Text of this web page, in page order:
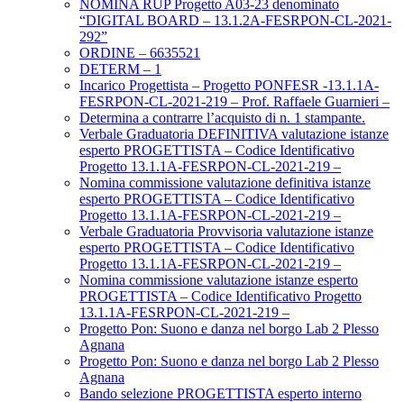
NOMINA RUP Progetto A03-23 denominato
“DIGITAL BOARD – 13.1.2A-FESRPON-CL-2021-
292”
ORDINE – 6635521
DETERM – 1
Incarico Progettista – Progetto PONFESR -13.1.1A-
FESRPON-CL-2021-219 – Prof. Raffaele Guarnieri –
Determina a contrarre l’acquisto di n. 1 stampante.
Verbale Graduatoria DEFINITIVA valutazione istanze
esperto PROGETTISTA – Codice Identificativo
Progetto 13.1.1A-FESRPON-CL-2021-219 –
Nomina commissione valutazione definitiva istanze
esperto PROGETTISTA – Codice Identificativo
Progetto 13.1.1A-FESRPON-CL-2021-219 –
Verbale Graduatoria Provvisoria valutazione istanze
esperto PROGETTISTA – Codice Identificativo
Progetto 13.1.1A-FESRPON-CL-2021-219 –
Nomina commissione valutazione istanze esperto
PROGETTISTA – Codice Identificativo Progetto
13.1.1A-FESRPON-CL-2021-219 –
Progetto Pon: Suono e danza nel borgo Lab 2 Plesso
Agnana
Progetto Pon: Suono e danza nel borgo Lab 2 Plesso
Agnana
Bando selezione PROGETTISTA esperto interno